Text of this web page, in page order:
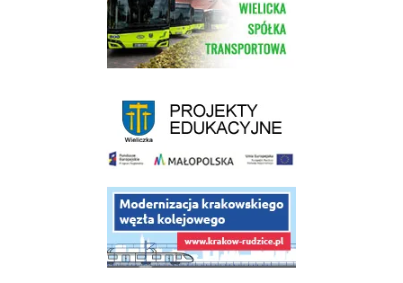
link do opisu projektu budowy linii kolejowej Krakow Rudzice